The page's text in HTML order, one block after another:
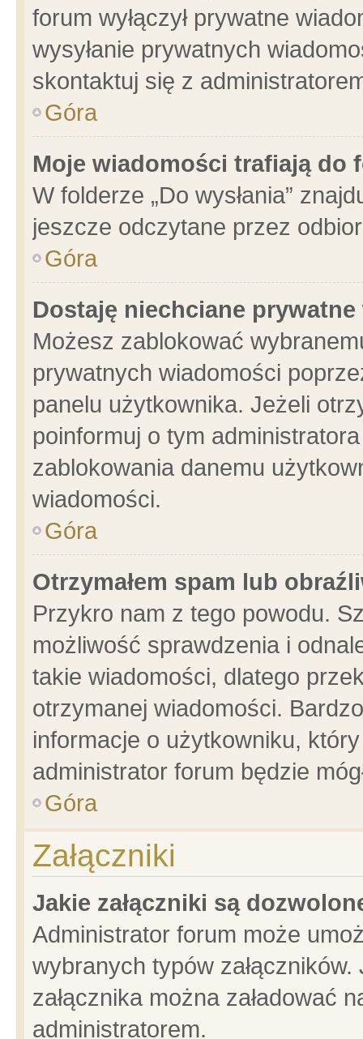
forum wyłączył prywatne
wysyłanie prywatnych
skontaktuj się z
Góra
Moje wiadomości trafiają do
W folderze „Do wysłania”
jeszcze odczytane przez
Góra
Dostaję niechciane
Możesz zablokować
prywatnych wiadomości
panelu użytkownika. Jeżeli
poinformuj o tym
zablokowania danemu
wiadomości.
Góra
Otrzymałem spam lub
Przykro nam z tego powodu.
możliwość sprawdzenia i
takie wiadomości, dlatego
otrzymanej wiadomości.
informacje o użytkowniku,
administrator forum będzie
Góra
Załączniki
Jakie załączniki są
Administrator forum może
wybranych typów
załącznika można załadować
administratorem.